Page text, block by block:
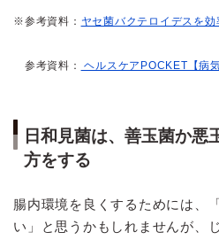
※参考資料： ヤセ菌バクテロイデスを
参考資料： ヘルスケアPOCKET【病
日和見菌は、善玉菌か悪
方をする
腸内環境を良くするためには、
い」と思うかもしれませんが、